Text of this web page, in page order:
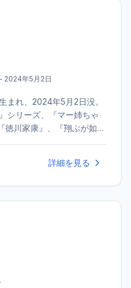
2024年5月2日
まれ、2024年5月2日没。
シリーズ、『マー姉ちゃ
徳川家康』、『翔ぶが如
た作品を多数手がけた。
詳細を見る